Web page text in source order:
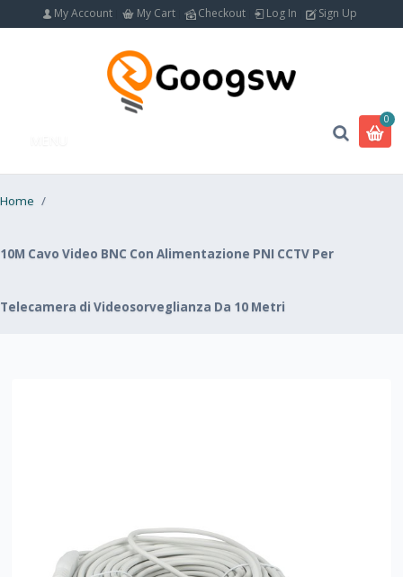
My Account My Cart Checkout Log In Sign Up
0
Home /
10M Cavo Video BNC Con Alimentazione PNI CCTV Per
Telecamera di Videosorveglianza Da 10 Metri